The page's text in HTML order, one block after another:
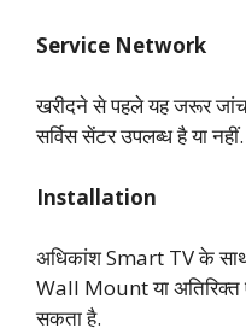
Service Network
खरीदने से पहले यह जरूर
सर्विस सेंटर उपलब्ध है या नहीं.
Installation
अधिकांश Smart TV के साथ
Wall Mount या अतिरिक्त
सकता है.